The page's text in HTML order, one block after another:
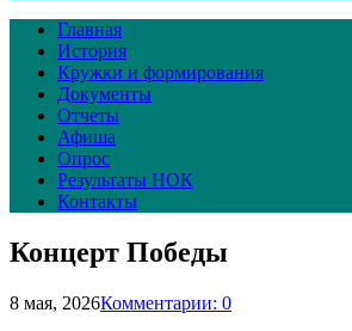
Главная
История
Кружки и формирования
Документы
Отчеты
Афиша
Опрос
Результаты НОК
Контакты
Концерт Победы
8 мая, 2026Комментарии: 0